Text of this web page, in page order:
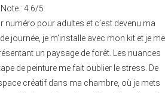
Note : 4.6/5
numéro pour adultes et c’est devenu ma
journée, je m’installe avec mon kit et je me
un paysage de forêt. Les nuances
de peinture me fait oublier le stress. De
créatif dans ma chambre, où je mets